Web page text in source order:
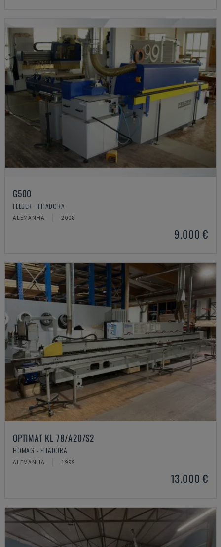
G500
FELDER - FITADORA
ALEMANHA 2008
9.000 €
OPTIMAT KL 78/A20/S2
HOMAG - FITADORA
ALEMANHA 1999
13.000 €